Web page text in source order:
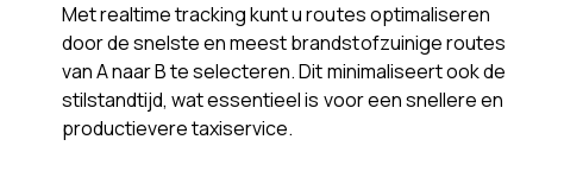
Met realtime tracking kunt u routes optimaliseren
door de snelste en meest brandstofzuinige routes
van A naar B te selecteren. Dit minimaliseert ook de
stilstandtijd, wat essentieel is voor een snellere en
productievere taxiservice.